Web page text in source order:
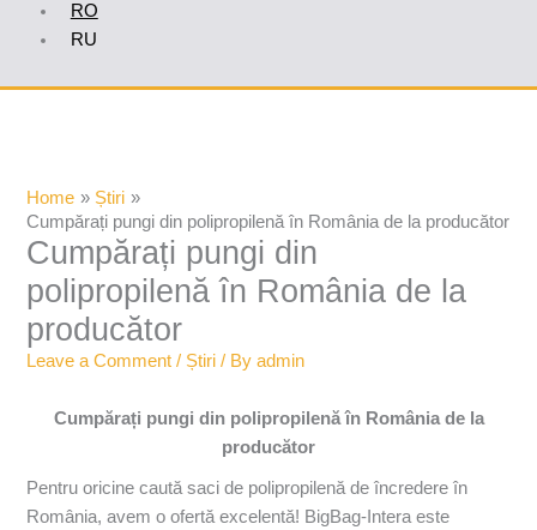
RO
RU
Home
Știri
Cumpărați pungi din polipropilenă în România de la producător
Cumpărați pungi din
polipropilenă în România de la
producător
Leave a Comment / Știri / Byadmin
Cumpărați pungi din polipropilenă în Româniade la
producător
Pentru oricine caută saci de polipropilenă de încredere în
România, avem o ofertă excelentă! BigBag-Intera este